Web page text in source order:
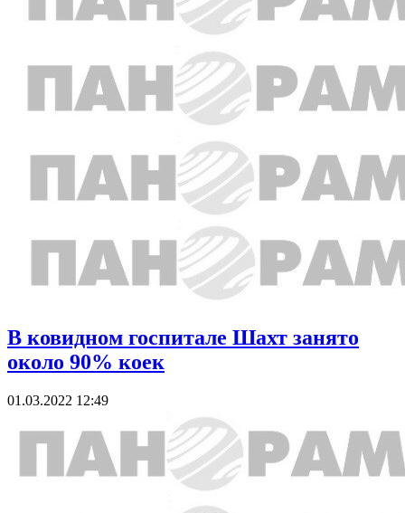
В ковидном госпитале Шахт занято
около 90% коек
01.03.2022 12:49